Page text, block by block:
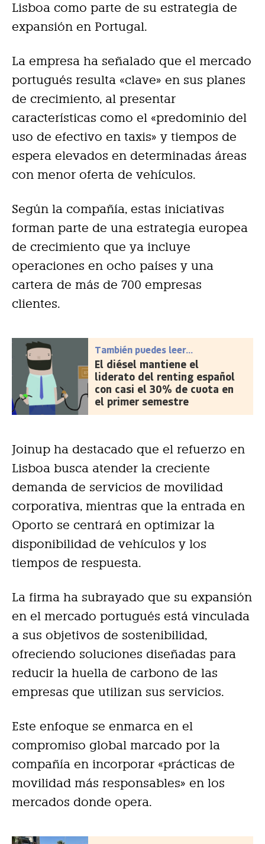
Lisboa como parte de su estrategia de
expansión en Portugal.
La empresa ha señalado que el mercado
portugués resulta «clave» en sus planes
de crecimiento, al presentar
características como el «predominio del
uso de efectivo en taxis» y tiempos de
espera elevados en determinadas áreas
con menor oferta de vehículos.
Según la compañía, estas iniciativas
forman parte de una estrategia europea
de crecimiento que ya incluye
operaciones en ocho países y una
cartera de más de 700 empresas
clientes.
También puedes leer...
El diésel mantiene el
liderato del renting español
con casi el 30% de cuota en
el primer semestre
Joinup ha destacado que el refuerzo en
Lisboa busca atender la creciente
demanda de servicios de movilidad
corporativa, mientras que la entrada en
Oporto se centrará en optimizar la
disponibilidad de vehículos y los
tiempos de respuesta.
La firma ha subrayado que su expansión
en el mercado portugués está vinculada
a sus objetivos de sostenibilidad,
ofreciendo soluciones diseñadas para
reducir la huella de carbono de las
empresas que utilizan sus servicios.
Este enfoque se enmarca en el
compromiso global marcado por la
compañía en incorporar «prácticas de
movilidad más responsables» en los
mercados donde opera.